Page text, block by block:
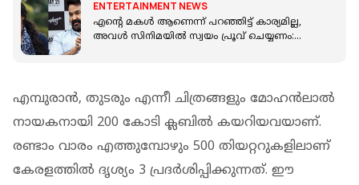
ENTERTAINMENT NEWS
എന്റെ മകൾ ആണെന്ന് പറഞ്ഞിട്ട് കാര്യമില്ല,
അവൾ സിനിമയിൽ സ്വയം പ്രൂവ് ചെയ്യണം:
എമ്പുരാൻ, തുടരും എന്നീ ചിത്രങ്ങളും മോഹൻലാല്‍
നായകനായി 200 കോടി ക്ലബില്‍ കയറിയവയാണ്.
രണ്ടാം വാരം എത്തുമ്പോഴും 500 തിയറ്ററുകളിലാണ്
കേരളത്തില്‍ ദൃശ്യം 3 പ്രദര്‍ശിപ്പിക്കുന്നത്. ഈ